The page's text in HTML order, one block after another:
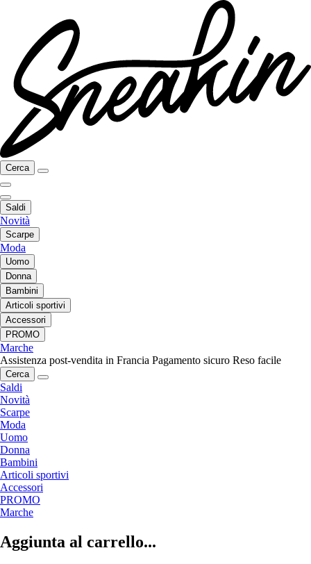
Cerca
Saldi
Novità
Scarpe
Moda
Uomo
Donna
Bambini
Articoli sportivi
Accessori
PROMO
Marche
Assistenza post-vendita in Francia Pagamento sicuro Reso facile
Cerca
Saldi
Novità
Scarpe
Moda
Uomo
Donna
Bambini
Articoli sportivi
Accessori
PROMO
Marche
Aggiunta al carrello...